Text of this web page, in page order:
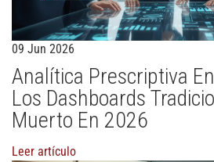
09 Jun 2026
Analítica Prescriptiva
Los Dashboards
Muerto En 2026
Leer artículo